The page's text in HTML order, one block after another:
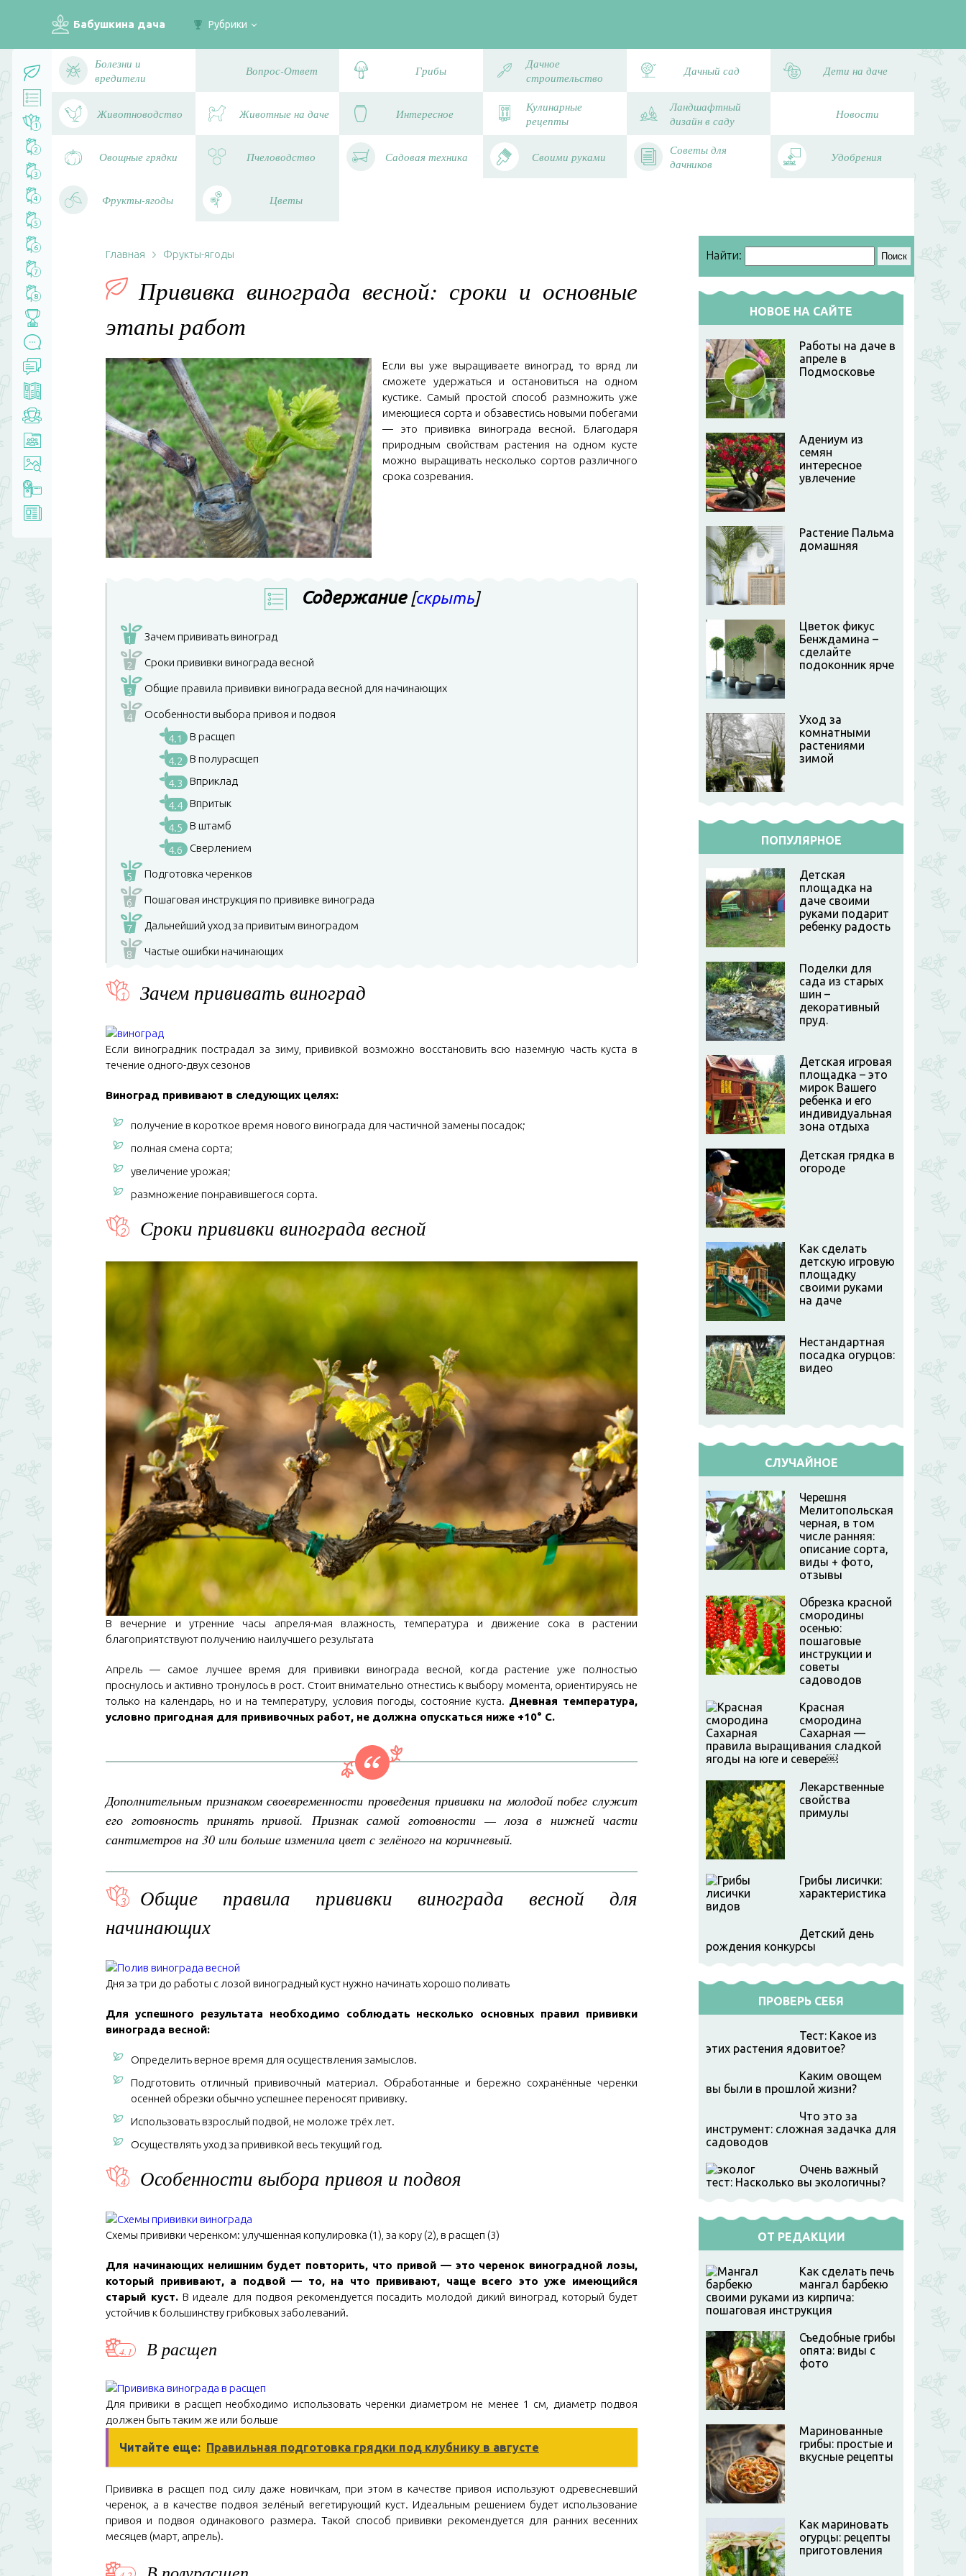
Бабушкина дача Рубрики
1
2
3
4
5
6
7
8
Болезни и
вредители
Вопрос-Ответ Грибы
Дачное
строительство
Дачный сад Дети на даче
Животноводство Животные на даче Интересное
Кулинарные
рецепты
Ландшафтный
дизайн в саду
Новости
Овощные грядки Пчеловодство Садовая техника Своими руками
Советы для
дачников
Удобрения
Фрукты-ягоды Цветы
Главная Фрукты-ягоды
Прививка винограда весной: сроки и основные
этапы работ
Если вы уже выращиваете виноград, то вряд ли
сможете удержаться и остановиться на одном
кустике. Самый простой способ размножить уже
имеющиеся сорта и обзавестись новыми побегами
— это прививка винограда весной. Благодаря
природным свойствам растения на одном кусте
можно выращивать несколько сортов различного
срока созревания.
Содержание [скрыть]
1 Зачем прививать виноград
2 Сроки прививки винограда весной
3 Общие правила прививки винограда весной для начинающих
4
Особенности выбора привоя и подвоя
4.1 В расщеп
4.2 В полурасщеп
4.3 Вприклад
4.4 Впритык
4.5 В штамб
4.6 Сверлением
5 Подготовка черенков
6 Пошаговая инструкция по прививке винограда
7 Дальнейший уход за привитым виноградом
8 Частые ошибки начинающих
Зачем прививать виноград
Если виноградник пострадал за зиму, прививкой возможно восстановить всю наземную часть куста в
течение одного-двух сезонов
Виноград прививают в следующих целях:
получение в короткое время нового винограда для частичной замены посадок;
полная смена сорта;
увеличение урожая;
размножение понравившегося сорта.
Сроки прививки винограда весной
В вечерние и утренние часы апреля-мая влажность, температура и движение сока в растении
благоприятствуют получению наилучшего результата
Апрель — самое лучшее время для прививки винограда весной, когда растение уже полностью
проснулось и активно тронулось в рост. Стоит внимательно отнестись к выбору момента, ориентируясь не
только на календарь, но и на температуру, условия погоды, состояние куста. Дневная температура,
условно пригодная для прививочных работ, не должна опускаться ниже +10° С.
Дополнительным признаком своевременности проведения прививки на молодой побег служит
его готовность принять привой. Признак самой готовности — лоза в нижней части
сантиметров на 30 или больше изменила цвет с зелёного на коричневый.
Общие правила прививки винограда весной для
начинающих
Дня за три до работы с лозой виноградный куст нужно начинать хорошо поливать
Для успешного результата необходимо соблюдать несколько основных правил прививки
винограда весной:
Определить верное время для осуществления замыслов.
Подготовить отличный прививочный материал. Обработанные и бережно сохранённые черенки
осенней обрезки обычно успешнее переносят прививку.
Использовать взрослый подвой, не моложе трёх лет.
Осуществлять уход за прививкой весь текущий год.
Особенности выбора привоя и подвоя
Схемы прививки черенком: улучшенная копулировка (1), за кору (2), в расщеп (3)
Для начинающих нелишним будет повторить, что привой — это черенок виноградной лозы,
который прививают, а подвой — то, на что прививают, чаще всего это уже имеющийся
старый куст.В идеале для подвоя рекомендуется посадить молодой дикий виноград, который будет
устойчив к большинству грибковых заболеваний.
В расщеп
Для привики в расщеп необходимо использовать черенки диаметром не менее 1 см, диаметр подвоя
должен быть таким же или больше
Читайте еще: Правильная подготовка грядки под клубнику в августе
Прививка в расщеп под силу даже новичкам, при этом в качестве привоя используют одревесневший
черенок, а в качестве подвоя зелёный вегетирующий куст. Идеальным решением будет использование
привоя и подвоя одинакового размера. Такой способ прививки рекомендуется для ранних весенних
месяцев (март, апрель).
Найти:
НОВОЕ НА САЙТЕ
Работы на даче в
апреле в
Подмосковье
Адениум из
семян
интересное
увлечение
Растение Пальма
домашняя
Цветок фикус
Бенждамина –
сделайте
подоконник ярче
Уход за
комнатными
растениями
зимой
ПОПУЛЯРНОЕ
Детская
площадка на
даче своими
руками подарит
ребенку радость
Поделки для
сада из старых
шин –
декоративный
пруд.
Детская игровая
площадка – это
мирок Вашего
ребенка и его
индивидуальная
зона отдыха
Детская грядка в
огороде
Как сделать
детскую игровую
площадку
своими руками
на даче
Нестандартная
посадка огурцов:
видео
СЛУЧАЙНОЕ
Черешня
Мелитопольская
черная, в том
числе ранняя:
описание сорта,
виды + фото,
отзывы
Обрезка красной
смородины
осенью:
пошаговые
инструкции и
советы
садоводов
Красная
смородина
Сахарная —
правила выращивания сладкой
ягоды на юге и севере￼
Лекарственные
свойства
примулы
Грибы лисички:
характеристика
видов
Детский день
рождения конкурсы
ПРОВЕРЬ СЕБЯ
Тест: Какое из
этих растения ядовитое?
Каким овощем
вы были в прошлой жизни?
Что это за
инструмент: сложная задачка для
садоводов
Очень важный
тест: Насколько вы экологичны?
ОТ РЕДАКЦИИ
Как сделать печь
мангал барбекю
своими руками из кирпича:
пошаговая инструкция
Съедобные грибы
опята: виды с
фото
Маринованные
грибы: простые и
вкусные рецепты
Как мариновать
огурцы: рецепты
приготовления